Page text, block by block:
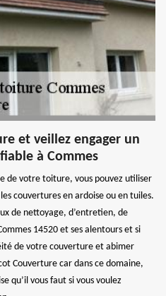
et veillez engager un
à Commes
de votre toiture, vous pouvez utiliser
couvertures en ardoise ou en tuiles.
de nettoyage, d’entretien, de
14520 et ses alentours et si
de votre couverture et abimer
Couverture car dans ce domaine,
qu’il vous faut si vous voulez